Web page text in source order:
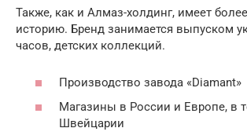
Также, как и Алмаз-холдинг, имеет
историю. Бренд занимается выпуском
часов, детских коллекций.
Производство завода «Diamant»
Магазины в России и Европе, в
Швейцарии